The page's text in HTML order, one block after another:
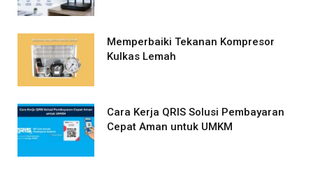
Memperbaiki Tekanan Kompresor
Kulkas Lemah
Cara Kerja QRIS Solusi Pembayaran
Cepat Aman untuk UMKM